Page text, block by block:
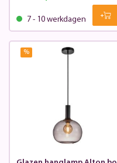
7 - 10 werkdagen
%